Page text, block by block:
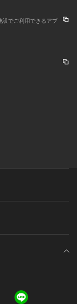
設でご利用できるアプ